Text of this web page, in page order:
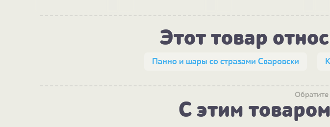
Этот товар
Панно и шары со стразами Сваровски
С этим